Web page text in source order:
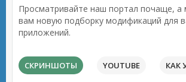
Просматривайте наш портал почаще, а
вам новую подборку модификаций для
приложений.
СКРИНШОТЫ YOUTUBE КАК